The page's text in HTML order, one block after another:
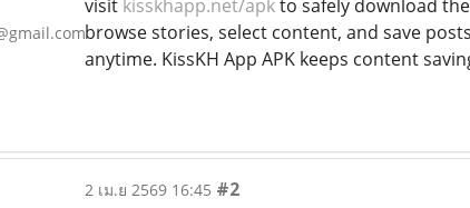
visit kisskhapp.net/apkto safely download
browse stories, select content, and save
anytime. KissKH App APK keeps content
2 เม.ย 2569 16:45 #2